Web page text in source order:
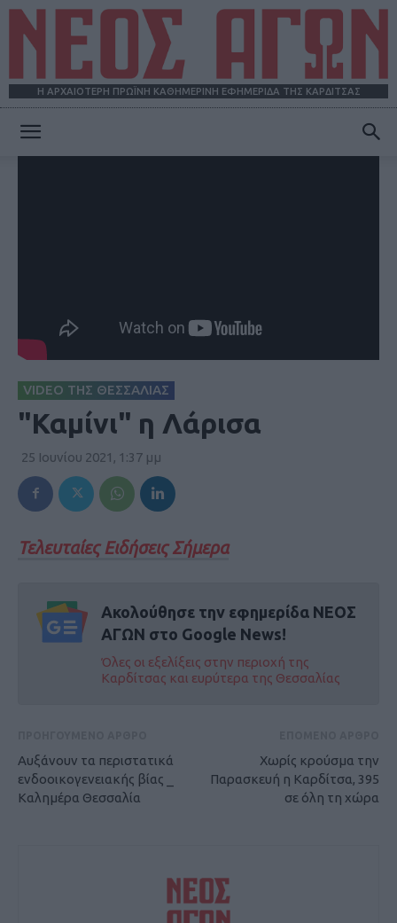
Η ΑΡΧΑΙΟΤΕΡΗ ΠΡΩΪΝΗ ΚΑΘΗΜΕΡΙΝΗ ΕΦΗΜΕΡΙΔΑ ΤΗΣ ΚΑΡΔΙΤΣΑΣ
VIDEO ΤΗΣ ΘΕΣΣΑΛΙΑΣ
"Καμίνι" η Λάρισα
25 Ιουνίου 2021, 1:37 μμ
Τελευταίες Ειδήσεις Σήμερα
Ακολούθησε την εφημερίδα ΝΕΟΣ
ΑΓΩΝ στο Google News!
Όλες οι εξελίξεις στην περιοχή της
Καρδίτσας και ευρύτερα της Θεσσαλίας
Αυξάνουν τα περιστατικά
ενδοοικογενειακής βίας _
Καλημέρα Θεσσαλία
Χωρίς κρούσμα την
Παρασκευή η Καρδίτσα, 395
σε όλη τη χώρα